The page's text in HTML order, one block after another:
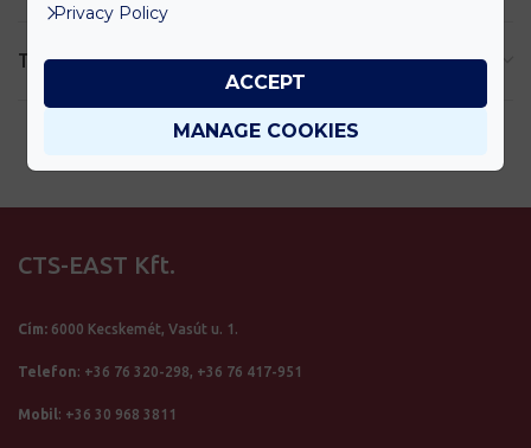
TOVÁBBI INFORMÁCIÓK
CTS-EAST Kft.
Cím: 6000 Kecskemét, Vasút u. 1.
Telefon: +36 76 320-298, +36 76 417-951
Mobil: +36 30 968 3811
Privacy Policy
MANAGE COOKIES
ACCEPT